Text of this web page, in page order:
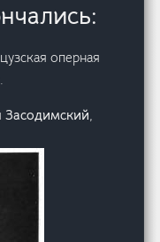
оперная
.
Засодимский,